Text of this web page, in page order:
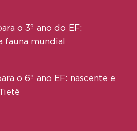
o 3º ano do EF:
fauna mundial
o 6º ano EF: nascente e